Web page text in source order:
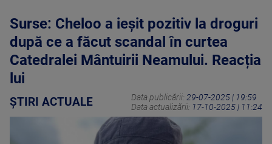
Surse: Cheloo a ieșit pozitiv la droguri
după ce a făcut scandal în curtea
Catedralei Mântuirii Neamului. Reacția
lui
ȘTIRI ACTUALE Data publicării: 29-07-2025 | 19:59
Data actualizării: 17-10-2025 | 11:24